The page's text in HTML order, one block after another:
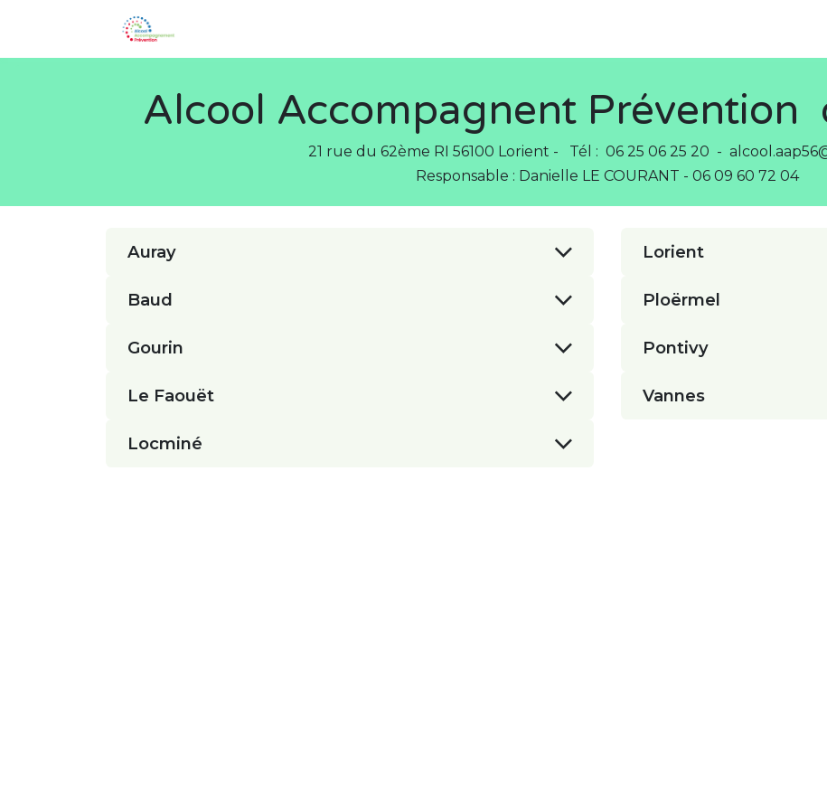
Alcool Accompagnent Prévention
21 rue du 62ème RI 56100 Lorient - Tél : 06 25 06 25 20 -
Responsable : Danielle LE COURANT - 06 09 60 72 04
Auray
Baud
Gourin
Le Faouët
Locminé
Lorient
Ploërmel
Pontivy
Vannes